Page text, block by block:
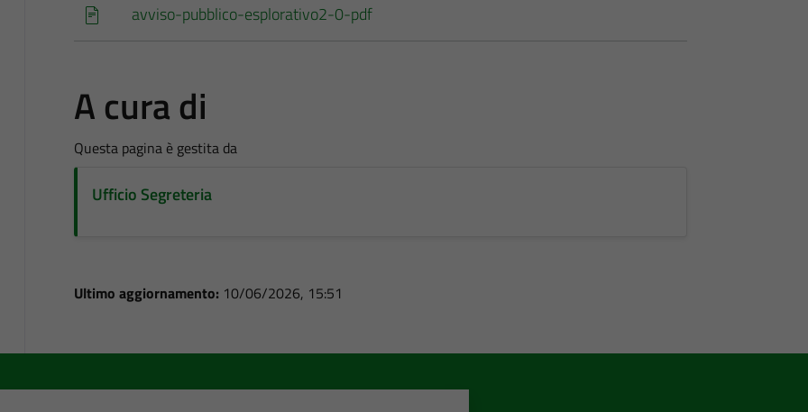
avviso-pubblico-esplorativo2-0-pdf
A cura di
Questa pagina è gestita da
Ufficio Segreteria
Ultimo aggiornamento: 10/06/2026, 15:51